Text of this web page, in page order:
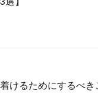
けるためにするべき